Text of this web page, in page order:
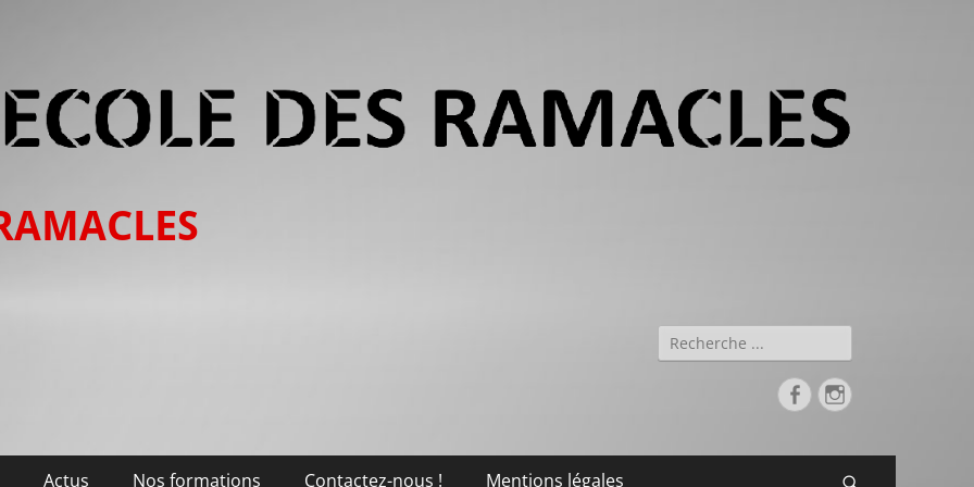
Rechercher :
FacebookInstagram
Actus Nos formations Contactez-nous ! Mentions légales